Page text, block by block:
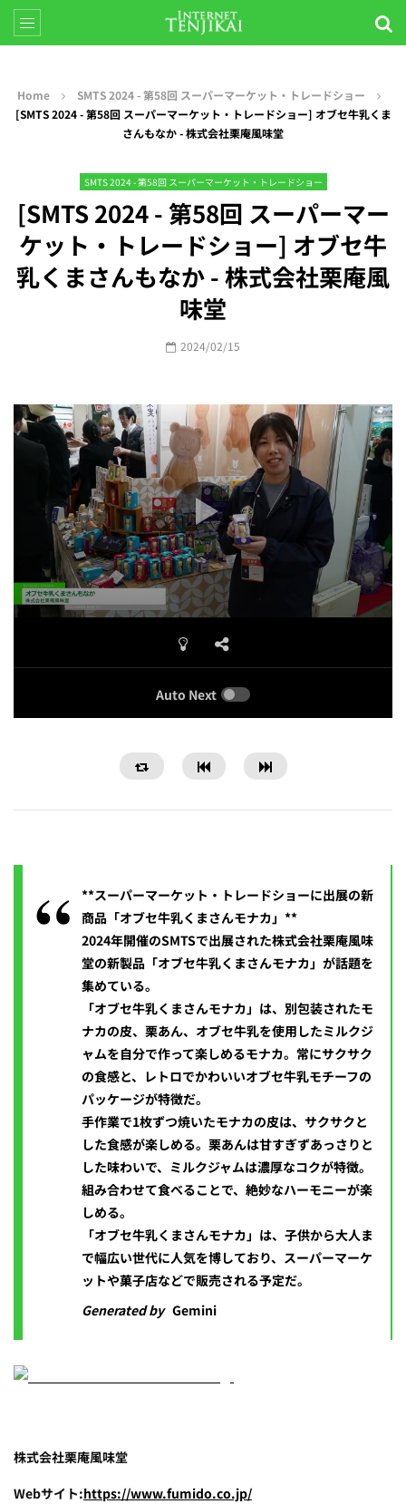
Home
SMTS 2024 - 第58回 スーパーマーケット・トレードショー
[SMTS 2024 - 第58回 スーパーマーケット・トレードショー] オブセ牛乳くま
さんもなか - 株式会社栗庵風味堂
SMTS 2024 - 第58回 スーパーマーケット・トレードショー
[SMTS 2024 - 第58回 スーパーマー
ケット・トレードショー] オブセ牛
乳くまさんもなか - 株式会社栗庵風
味堂
2024/02/15
Auto Next
**スーパーマーケット・トレードショーに出展の新
商品「オブセ牛乳くまさんモナカ」**
2024年開催のSMTSで出展された株式会社栗庵風味
堂の新製品「オブセ牛乳くまさんモナカ」が話題を
集めている。
「オブセ牛乳くまさんモナカ」は、別包装されたモ
ナカの皮、栗あん、オブセ牛乳を使用したミルクジ
ャムを自分で作って楽しめるモナカ。常にサクサク
の食感と、レトロでかわいいオブセ牛乳モチーフの
パッケージが特徴だ。
手作業で1枚ずつ焼いたモナカの皮は、サクサクと
した食感が楽しめる。栗あんは甘すぎずあっさりと
した味わいで、ミルクジャムは濃厚なコクが特徴。
組み合わせて食べることで、絶妙なハーモニーが楽
しめる。
「オブセ牛乳くまさんモナカ」は、子供から大人ま
で幅広い世代に人気を博しており、スーパーマーケ
ットや菓子店などで販売される予定だ。
Generated by Gemini
株式会社栗庵風味堂
Webサイト:https://www.fumido.co.jp/